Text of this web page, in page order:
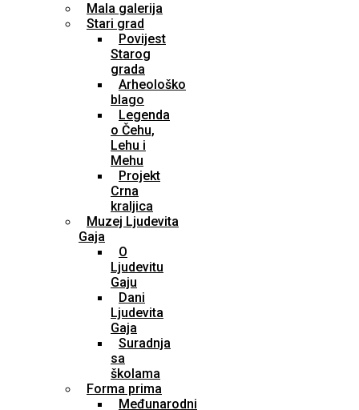
Mala galerija
Stari grad
Povijest
Starog
grada
Arheološko
blago
Legenda
o Čehu,
Lehu i
Mehu
Projekt
Crna
kraljica
Muzej Ljudevita
Gaja
O
Ljudevitu
Gaju
Dani
Ljudevita
Gaja
Suradnja
sa
školama
Forma prima
Međunarodni